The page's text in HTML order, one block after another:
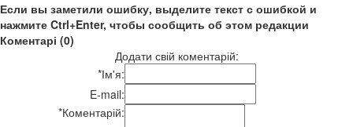
Если вы заметили ошибку, выделите текст с ошибкой и
нажмите Ctrl+Enter, чтобы сообщить об этом редакции
Коментарі (0)
Додати свій коментарій:
*Ім'я:
E-mail:
*Коментарій: